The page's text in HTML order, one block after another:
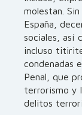
molestan.
España,
sociales, así
incluso
condenadas
Penal, que
terrorismo y
delitos